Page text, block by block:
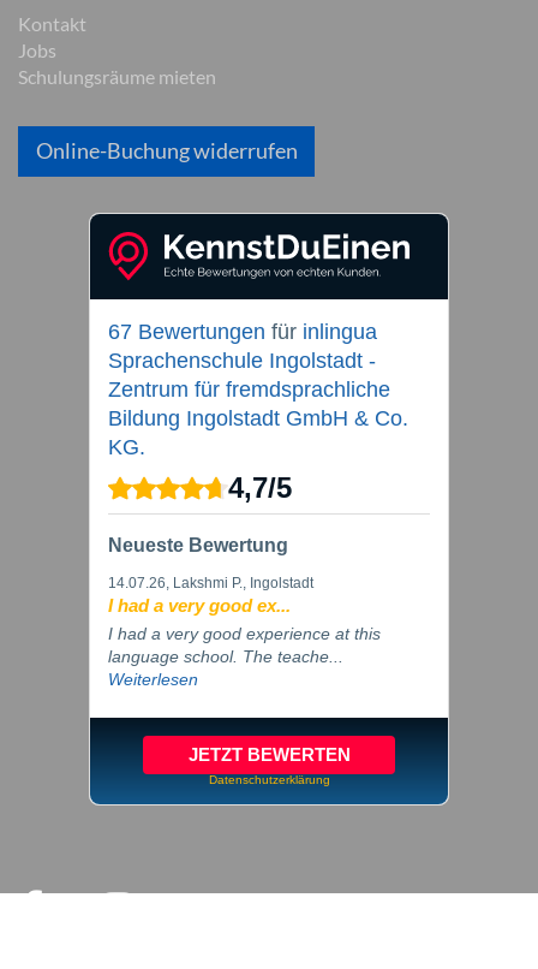
Kontakt
Jobs
Schulungsräume mieten
Online-Buchung widerrufen
67 Bewertungen für inlingua
Sprachenschule Ingolstadt -
Zentrum für fremdsprachliche
Bildung Ingolstadt GmbH & Co.
KG.
4,7/5
Neueste Bewertung
14.07.26, Lakshmi P., Ingolstadt
I had a very good ex...
I had a very good experience at this
language school. The teache...
Weiterlesen
JETZT BEWERTEN
Datenschutzerklärung